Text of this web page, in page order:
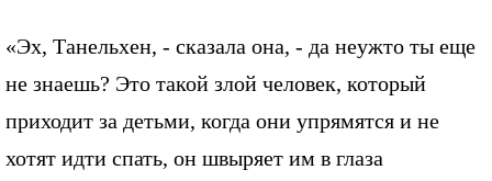
«Эх, Танельхен, - сказала она, - да неужто ты еще
не знаешь? Это такой злой человек, который
приходит за детьми, когда они упрямятся и не
хотят идти спать, он швыряет им в глаза